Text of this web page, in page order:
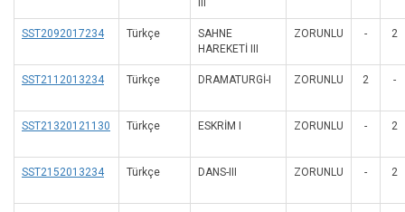
SST2092017234 Türkçe
SAHNE
HAREKETİ III
ZORUNLU - 2
SST2112013234 Türkçe DRAMATURGİ-I ZORUNLU 2 -
SST21320121130 Türkçe ESKRİM I ZORUNLU - 2
SST2152013234 Türkçe DANS-III ZORUNLU - 2